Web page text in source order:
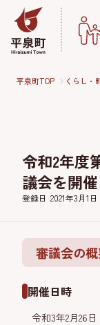
平泉町TOP くらし・
令和2年度
議会を開
登録日 2021年3月1日
審議会の
開催日時
令和3年2月26